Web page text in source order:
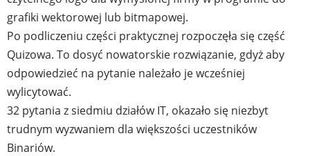
grafiki wektorowej lub bitmapowej.
Po podliczeniu części praktycznej rozpoczęła się część
Quizowa. To dosyć nowatorskie rozwiązanie, gdyż aby
odpowiedzieć na pytanie należało je wcześniej
wylicytować.
32 pytania z siedmiu działów IT, okazało się niezbyt
trudnym wyzwaniem dla większości uczestników
Binariów.